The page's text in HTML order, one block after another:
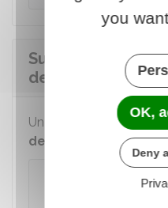
Suivre
demande de
Un service en ligne
demande
de permis
Suivre
you
OK,
Deny